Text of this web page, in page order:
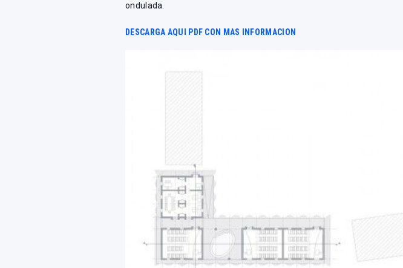
ondulada.
DESCARGA AQUI PDF CON MAS INFORMACION